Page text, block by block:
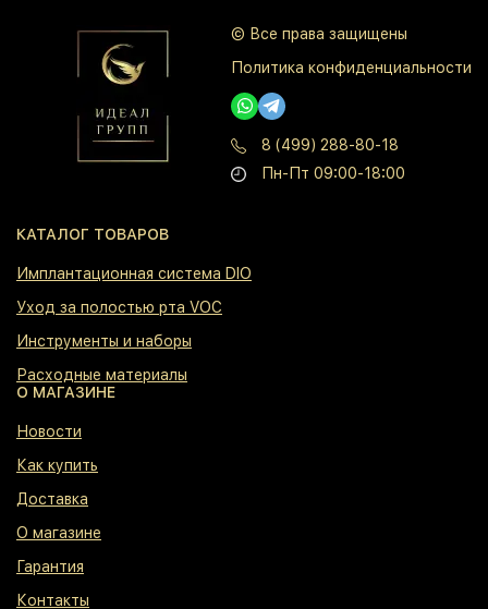
© Все права защищены
Политика конфиденциальности
8 (499) 288-80-18
Пн-Пт 09:00-18:00
КАТАЛОГ ТОВАРОВ
⁠Имплантационная система DIO
⁠Уход за полостью рта VOC
⁠Инструменты и наборы
⁠Расходные материалы
О МАГАЗИНЕ
⁠Новости
⁠Как купить
⁠Доставка
⁠О магазине
⁠Гарантия
⁠Контакты